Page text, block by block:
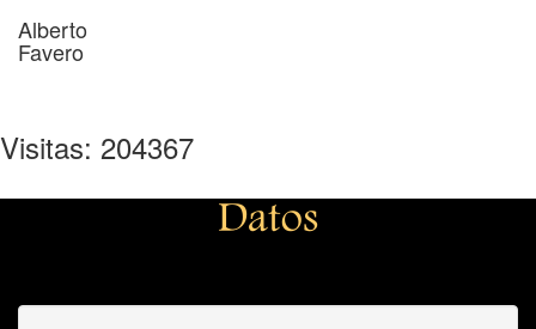
Alberto
Favero
Visitas: 204367
Datos